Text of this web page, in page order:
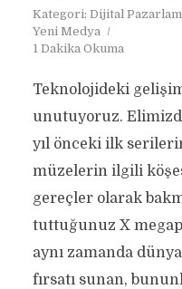
Kategori: Dijital
Yeni Medya
1 Dakika Okuma
Teknolojideki
unutuyoruz.
yıl önceki ilk
müzelerin ilgili
gereçler olarak
tuttuğunuz X
aynı zamanda
fırsatı sunan,